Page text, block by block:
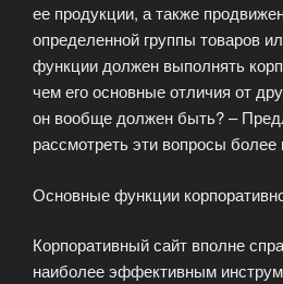
ее продукции, а также
определенной группы товаров
функции должен выполнять
чем его основные отличия от
он вообще должен быть? –
рассмотреть эти вопросы более
Основные функции
Корпоративный сайт вполне
наиболее эффективным